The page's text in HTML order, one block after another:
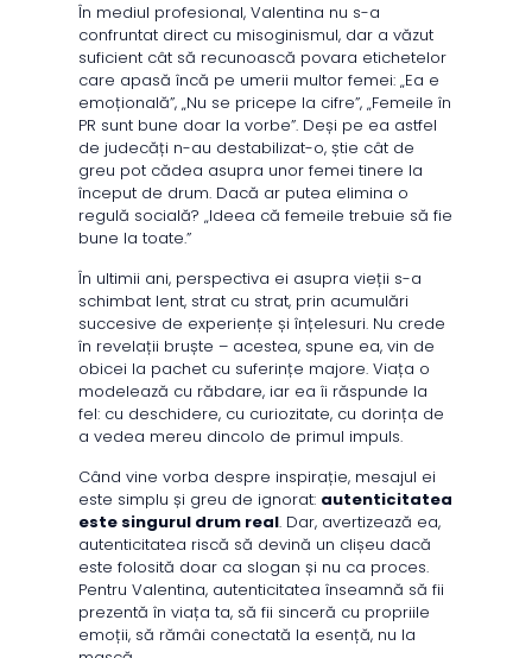
În mediul profesional, Valentina nu s-a
confruntat direct cu misoginismul, dar a văzut
suficient cât să recunoască povara etichetelor
care apasă încă pe umerii multor femei: „Ea e
emoțională”, „Nu se pricepe la cifre”, „Femeile în
PR sunt bune doar la vorbe”. Deși pe ea astfel
de judecăți n-au destabilizat-o, știe cât de
greu pot cădea asupra unor femei tinere la
început de drum. Dacă ar putea elimina o
regulă socială? „Ideea că femeile trebuie să fie
bune la toate.”
În ultimii ani, perspectiva ei asupra vieții s-a
schimbat lent, strat cu strat, prin acumulări
succesive de experiențe și înțelesuri. Nu crede
în revelații bruște – acestea, spune ea, vin de
obicei la pachet cu suferințe majore. Viața o
modelează cu răbdare, iar ea îi răspunde la
fel: cu deschidere, cu curiozitate, cu dorința de
a vedea mereu dincolo de primul impuls.
Când vine vorba despre inspirație, mesajul ei
este simplu și greu de ignorat: autenticitatea
este singurul drum real. Dar, avertizează ea,
autenticitatea riscă să devină un clișeu dacă
este folosită doar ca slogan și nu ca proces.
Pentru Valentina, autenticitatea înseamnă să fii
prezentă în viața ta, să fii sinceră cu propriile
emoții, să rămâi conectată la esență, nu la